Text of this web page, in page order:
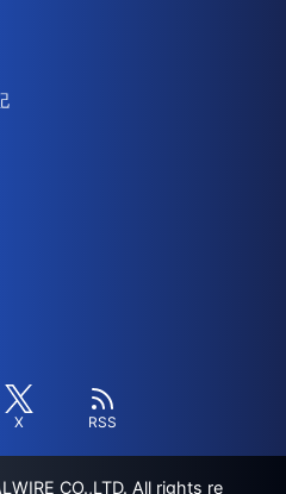
X RSS
CO.,LTD. All rights re